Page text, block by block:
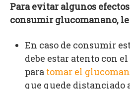
Para evitar algunos
consumir glucomanano, le
En caso de consumir
debe estar atento con
para tomar el
que quede distanciado